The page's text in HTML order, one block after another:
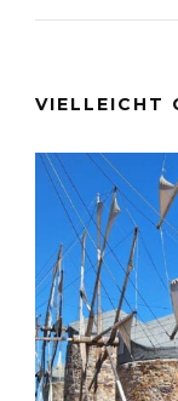
VIELLEICHT